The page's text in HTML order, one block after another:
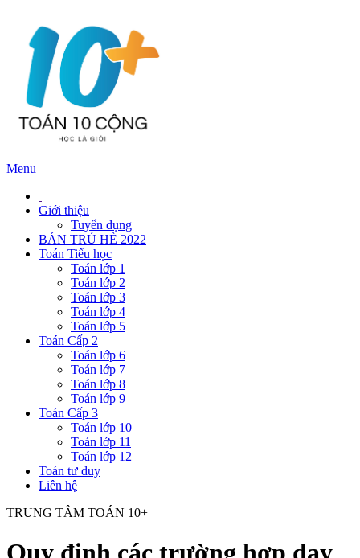
Menu
Giới thiệu
Tuyển dụng
BÁN TRÚ HÈ 2022
Toán Tiểu học
Toán lớp 1
Toán lớp 2
Toán lớp 3
Toán lớp 4
Toán lớp 5
Toán Cấp 2
Toán lớp 6
Toán lớp 7
Toán lớp 8
Toán lớp 9
Toán Cấp 3
Toán lớp 10
Toán lớp 11
Toán lớp 12
Toán tư duy
Liên hệ
TRUNG TÂM TOÁN 10+
Quy định các trường hợp dạy